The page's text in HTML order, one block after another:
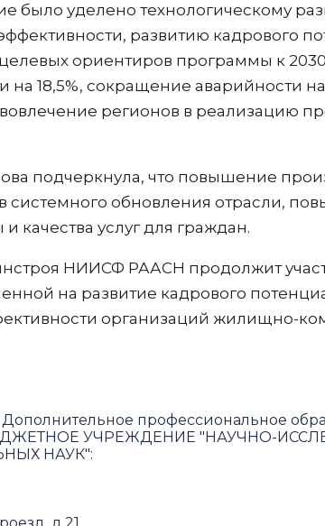
было уделено технологическому
развитию кадрового
ориентиров программы к
на 18,5%, сокращение аварийности
регионов в реализацию
подчеркнула, что повышение
системного обновления отрасли,
качества услуг для граждан.
НИИСФ РААСН продолжит
на развитие кадрового
организаций жилищно-
Дополнительное профессиональное
УЧРЕЖДЕНИЕ "НАУЧНО-
НАУК":